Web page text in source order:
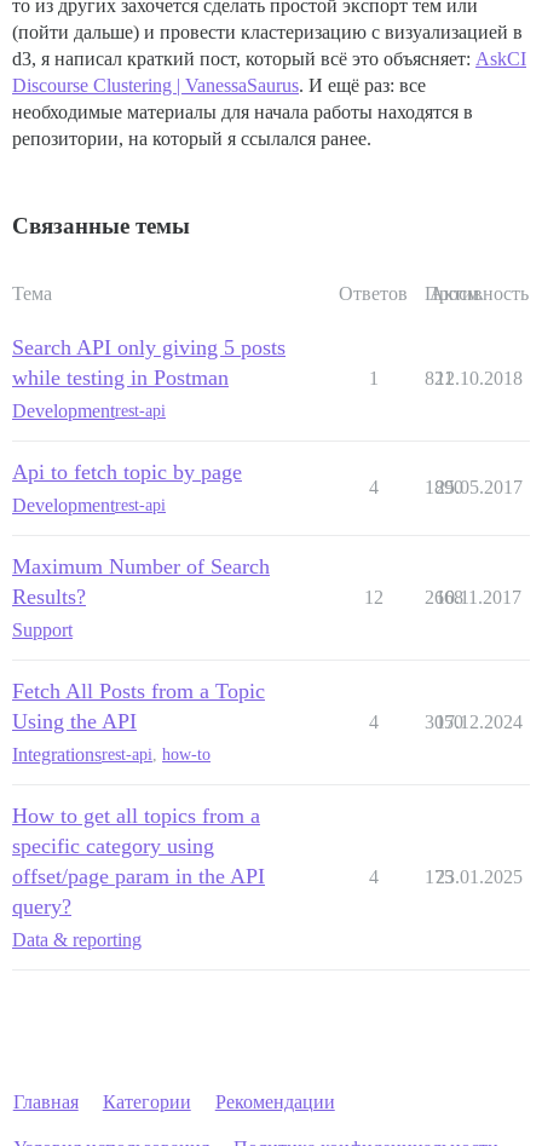
то из других захочется сделать простой экспорт тем или
(пойти дальше) и провести кластеризацию с визуализацией в
d3, я написал краткий пост, который всё это объясняет: AskCI
Discourse Clustering | VanessaSaurus. И ещё раз: все
необходимые материалы для начала работы находятся в
репозитории, на который я ссылался ранее.
Связанные темы
Тема Ответов Просм.
Активность
Search API only giving 5 posts
while testing in Postman
Developmentrest-api
1 821
12.10.2018
Api to fetch topic by page
Developmentrest-api
4 1890
25.05.2017
Maximum Number of Search
Results?
Support
12 2668
10.11.2017
Fetch All Posts from a Topic
Using the API
Integrationsrest-api, how-to
4 3050
17.12.2024
How to get all topics from a
specific category using
offset/page param in the API
query?
Data & reporting
4 175
23.01.2025
Главная Категории Рекомендации